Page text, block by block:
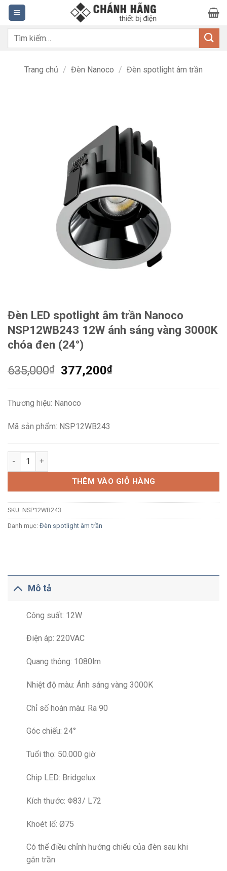
Bỏ
qua
nội
dung
Tìm
Trang chủ / Đèn Nanoco / Đèn spotlight âm trần
Đèn LED spotlight âm trần Nanoco
NSP12WB243 12W ánh sáng vàng 3000K
chóa đen (24°)
635,000₫
Giá
635,000₫.
377,200₫Giá
Thương hiệu: Nanoco
Mã sản phẩm: NSP12WB243
Đèn LED spotlight âm trần Nanoco NSP12WB243 12W ánh
THÊM VÀO GIỎ HÀNG
SKU: NSP12WB243
Danh mục: Đèn spotlight âm trần
Mô tả
Công suất: 12W
Điện áp: 220VAC
Quang thông: 1080lm
Nhiệt độ màu: Ánh sáng vàng 3000K
Chỉ số hoàn màu: Ra 90
Góc chiếu: 24°
Tuổi thọ: 50.000 giờ
Chip LED: Bridgelux
Kích thước: Φ83/ L72
Khoét lổ: Ø75
Có thể điều chỉnh hướng chiếu của đèn sau khi
gắn trần